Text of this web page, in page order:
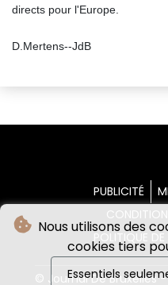
Nous utilisons des
cookies tiers
Essentiels
directs pour l'Europe.
D.Mertens--JdB
PUBLICITÉ
POLITIQUE
© Journal De Bruxelles